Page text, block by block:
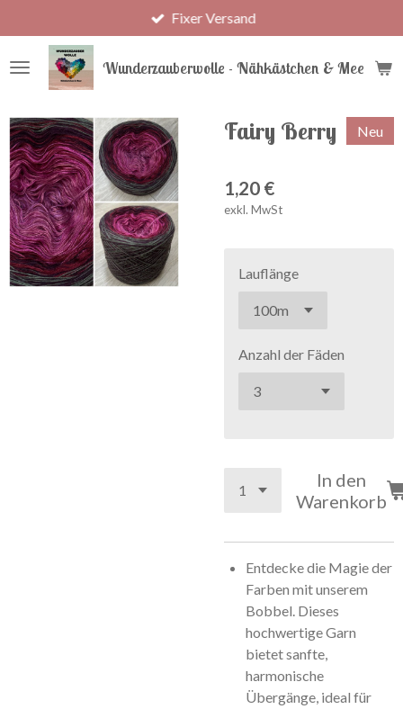
Hauptinhalt
springen
Wunderzauberwolle - Nähkästchen & Meer
Fixer Versand
Fairy Berry Neu
1,20 €
exkl. MwSt
Lauflänge
Anzahl der Fäden
In den
Warenkorb
Entdecke die Magie der
Farben mit unserem
Bobbel. Dieses
hochwertige Garn
bietet sanfte,
harmonische
Übergänge, ideal für